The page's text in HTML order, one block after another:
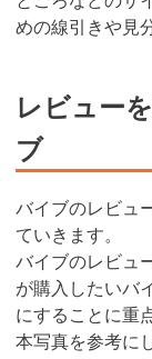
めの線引きや見
レビュー
ブ
バイブのレビュ
ていきます。
バイブのレビュ
が購入したいバ
にすることに重
本写真を参考に